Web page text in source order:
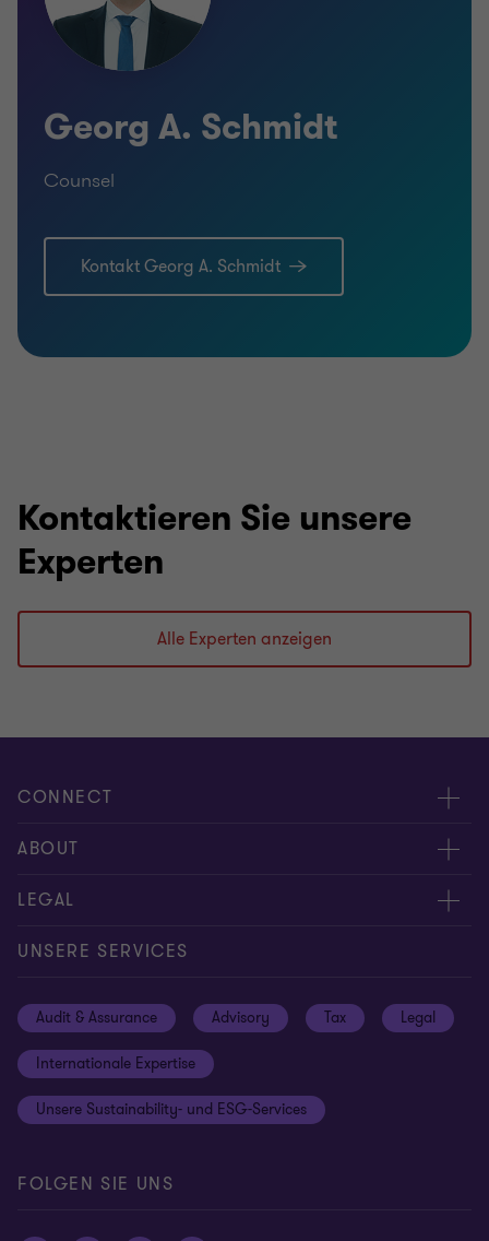
Georg A. Schmidt
Counsel
Kontakt Georg A. Schmidt
Kontaktieren Sie unsere
Experten
Alle Experten anzeigen
CONNECT
Kontakt
Experten
Hinweisgebersystem
Login
ABOUT
Über uns
Karriere
Newsletter Anmeldung
LEGAL
Impressum
Informationspflichten DS-GVO
Rechtliche Hinweise
Cookie-Einstellungen
UNSERE SERVICES
Audit & Assurance Advisory Tax Legal
Internationale Expertise
Unsere Sustainability- und ESG-Services
FOLGEN SIE UNS